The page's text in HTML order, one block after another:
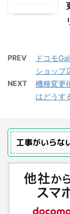
PREV
ドコモ
ショップ
NEXT
機種変更
はどうす
工事がいらな